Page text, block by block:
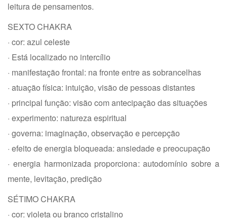
leitura de pensamentos.
SEXTO CHAKRA
· cor: azul celeste
· Está localizado no intercílio
· manifestação frontal: na fronte entre as sobrancelhas
· atuação física: intuição, visão de pessoas distantes
· principal função: visão com antecipação das situações
· experimento: natureza espiritual
· governa: imaginação, observação e percepção
· efeito de energia bloqueada: ansiedade e preocupação
· energia harmonizada proporciona: autodomínio sobre a
mente, levitação, predição
SÉTIMO CHAKRA
· cor: violeta ou branco cristalino